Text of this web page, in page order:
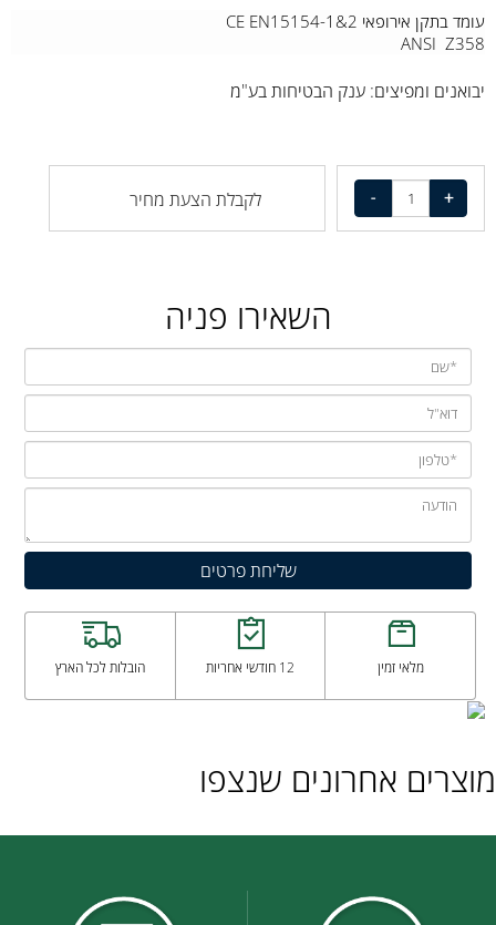
עומד בתקן אירופאי CE EN15154-1&2
ANSI Z358
יבואנים ומפיצים: ענק הבטיחות בע"מ
לקבלת הצעת מחיר
השאירו פניה
מלאי זמין 12 חודשי אחריות הובלות לכל הארץ
מוצרים אחרונים שנצפו